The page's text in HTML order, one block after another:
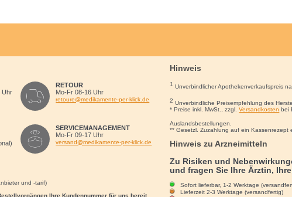
Uhr
RETOUR
Mo-Fr 08-16 Uhr
retoure@medikamente-per-klick.de
SERVICEMANAGEMENT
Mo-Fr 09-17 Uhr
versand@medikamente-per-klick.de
und -tarif)
Ihre Kundennummer für uns bereit.
Hinweis
1 Unverbindlicher Apothekenverkaufspreis
2 Unverbindliche Preisempfehlung des
* Preise inkl. MwSt., zzgl.Versandkosten bei
Auslandsbestellungen.
** Gesetzl. Zuzahlung auf ein Kassenrezept
Hinweis zu Arzneimitteln
Zu Risiken und
und fragen Sie Ihre Ärztin,
Sofort lieferbar, 1-2 Werktage
Lieferzeit 2-3 Werktage (versandfertig)